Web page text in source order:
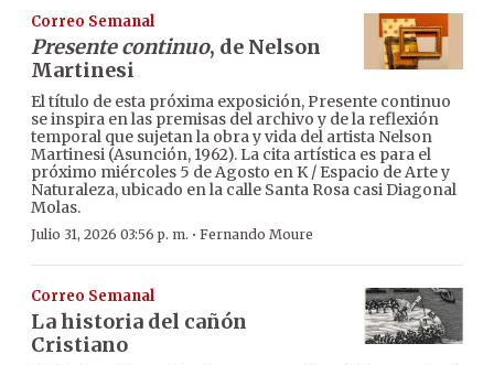
Correo Semanal
Presente continuo, de Nelson
Martinesi
El título de esta próxima exposición, Presente continuo
se inspira en las premisas del archivo y de la reflexión
temporal que sujetan la obra y vida del artista Nelson
Martinesi (Asunción, 1962). La cita artística es para el
próximo miércoles 5 de Agosto en K / Espacio de Arte y
Naturaleza, ubicado en la calle Santa Rosa casi Diagonal
Molas.
Julio 31, 2026 03:56 p. m. · Fernando Moure
Correo Semanal
La historia del cañón
Cristiano